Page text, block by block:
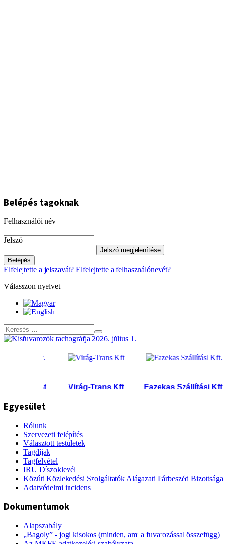
Belépés tagoknak
Felhasználói név
Jelszó
Jelszó megjelenítése
Belépés
Elfelejtette a jelszavát? Elfelejtette a felhasználónevét?
Válasszon nyelvet
Virág-Trans Kft Fazekas Szállítási Kft.
Egyesület
Rólunk
Szervezeti felépítés
Választott testületek
Tagdíjak
Tagfelvétel
IRU Díszoklevél
Közúti Közlekedési Szolgáltatók Alágazati Párbeszéd Bizottsága
Adatvédelmi incidens
Dokumentumok
Alapszabály
„Bagoly” - jogi kisokos (minden, ami a fuvarozással összefügg)